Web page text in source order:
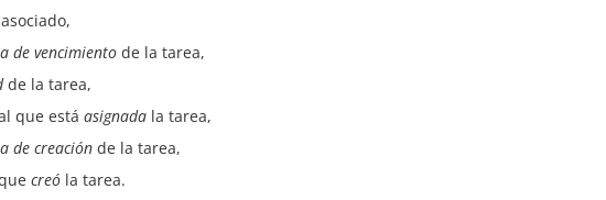
asociado,
de vencimiento de la tarea,
de la tarea,
que está asignada la tarea,
de creación de la tarea,
creó la tarea.